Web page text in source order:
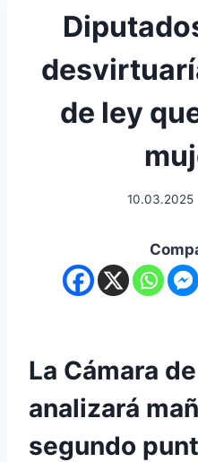
de ley
10.03.2025
La Cámara
analizará
segundo